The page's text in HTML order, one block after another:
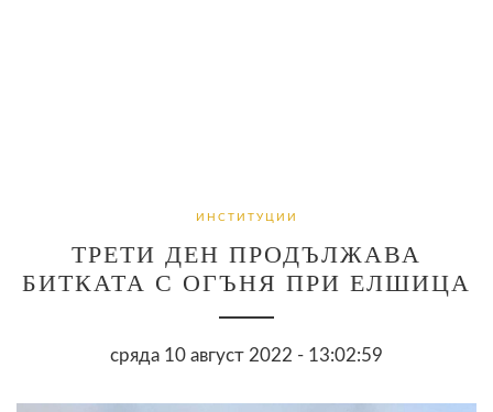
ИНСТИТУЦИИ
ТРЕТИ ДЕН ПРОДЪЛЖАВА
БИТКАТА С ОГЪНЯ ПРИ ЕЛШИЦА
сряда 10 август 2022 - 13:02:59